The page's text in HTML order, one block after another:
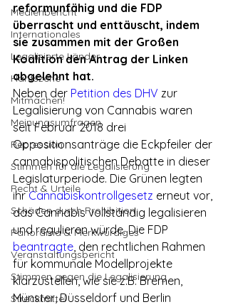
Medienbericht
Internationales
Legalisierte Länder
Hanfszene
Mitmachen!
Meinungsumfragen
Repression
Stimmen für die Legalisierung
Recht & Urteile
Schäden durch Prohibition
Panorama & Merkwürdiges
Veranstaltungsbericht
Stimmen gegen die Legalisierung
Streckmittel
reformunfähig und die FDP
überrascht und enttäuscht, indem
sie zusammen mit der Großen
Koalition den Antrag der Linken
abgelehnt hat.
Neben der Petition des DHV zur
Legalisierung von Cannabis waren
seit Februar 2018 drei
Oppositionsanträge die Eckpfeiler der
cannabispolitischen Debatte in dieser
Legislaturperiode. Die Grünen legten
ihr Cannabiskontrollgesetz erneut vor,
das Cannabis vollständig legalisieren
und regulieren würde. Die FDP
beantragte, den rechtlichen Rahmen
für kommunale Modellprojekte
klarzustellen, wie sie z.B. Bremen,
Münster, Düsseldorf und Berlin